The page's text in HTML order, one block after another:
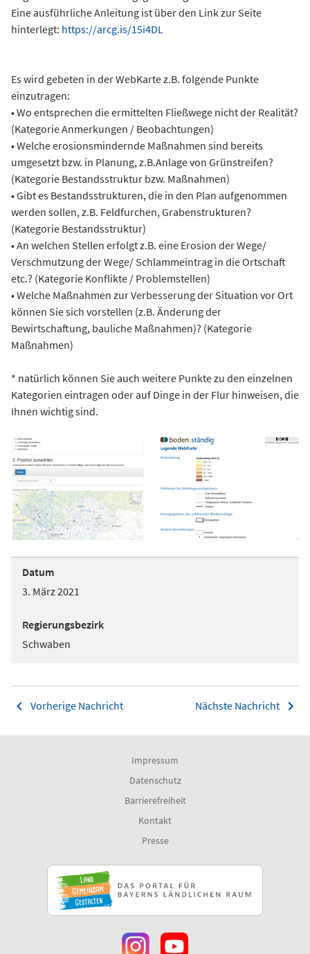
Eine ausführliche Anleitung ist über den Link zur Seite
hinterlegt: https://arcg.is/15i4DL
Es wird gebeten in der WebKarte z.B. folgende Punkte
einzutragen:
• Wo entsprechen die ermittelten Fließwege nicht der Realität?
(Kategorie Anmerkungen / Beobachtungen)
• Welche erosionsmindernde Maßnahmen sind bereits
umgesetzt bzw. in Planung, z.B.Anlage von Grünstreifen?
(Kategorie Bestandsstruktur bzw. Maßnahmen)
• Gibt es Bestandsstrukturen, die in den Plan aufgenommen
werden sollen, z.B. Feldfurchen, Grabenstrukturen?
(Kategorie Bestandsstruktur)
• An welchen Stellen erfolgt z.B. eine Erosion der Wege/
Verschmutzung der Wege/ Schlammeintrag in die Ortschaft
etc.? (Kategorie Konflikte / Problemstellen)
• Welche Maßnahmen zur Verbesserung der Situation vor Ort
können Sie sich vorstellen (z.B. Änderung der
Bewirtschaftung, bauliche Maßnahmen)? (Kategorie
Maßnahmen)
* natürlich können Sie auch weitere Punkte zu den einzelnen
Kategorien eintragen oder auf Dinge in der Flur hinweisen, die
Ihnen wichtig sind.
Datum
3. März 2021
Regierungsbezirk
Schwaben
Vorherige Nachricht Nächste Nachricht
Impressum
Datenschutz
Barrierefreiheit
Kontakt
Presse